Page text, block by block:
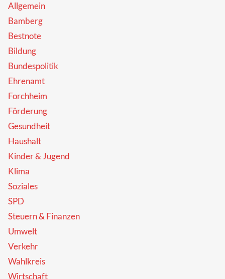
Allgemein
Bamberg
Bestnote
Bildung
Bundespolitik
Ehrenamt
Forchheim
Förderung
Gesundheit
Haushalt
Kinder & Jugend
Klima
Soziales
SPD
Steuern & Finanzen
Umwelt
Verkehr
Wahlkreis
Wirtschaft